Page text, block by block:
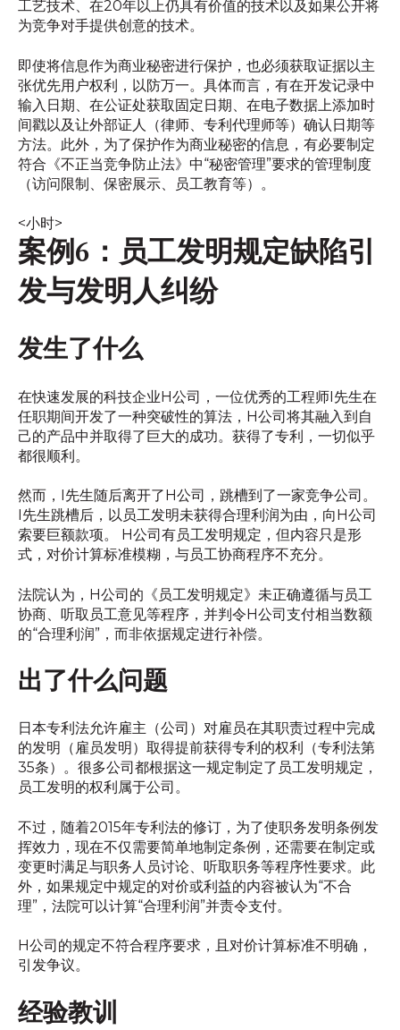
工艺技术、在20年以上仍具有价值的技术以及如果公开将
为竞争对手提供创意的技术。
即使将信息作为商业秘密进行保护，也必须获取证据以主
张优先用户权利，以防万一。具体而言，有在开发记录中
输入日期、在公证处获取固定日期、在电子数据上添加时
间戳以及让外部证人（律师、专利代理师等）确认日期等
方法。此外，为了保护作为商业秘密的信息，有必要制定
符合《不正当竞争防止法》中“秘密管理”要求的管理制度
（访问限制、保密展示、员工教育等）。
<小时>
案例6：员工发明规定缺陷引
发与发明人纠纷
发生了什么
在快速发展的科技企业H公司，一位优秀的工程师I先生在
任职期间开发了一种突破性的算法，H公司将其融入到自
己的产品中并取得了巨大的成功。获得了专利，一切似乎
都很顺利。
然而，I先生随后离开了H公司，跳槽到了一家竞争公司。
I先生跳槽后，以员工发明未获得合理利润为由，向H公司
索要巨额款项。 H公司有员工发明规定，但内容只是形
式，对价计算标准模糊，与员工协商程序不充分。
法院认为，H公司的《员工发明规定》未正确遵循与员工
协商、听取员工意见等程序，并判令H公司支付相当数额
的“合理利润”，而非依据规定进行补偿。
出了什么问题
日本专利法允许雇主（公司）对雇员在其职责过程中完成
的发明（雇员发明）取得提前获得专利的权利（专利法第
35条）。很多公司都根据这一规定制定了员工发明规定，
员工发明的权利属于公司。
不过，随着2015年专利法的修订，为了使职务发明条例发
挥效力，现在不仅需要简单地制定条例，还需要在制定或
变更时满足与职务人员讨论、听取职务等程序性要求。此
外，如果规定中规定的对价或利益的内容被认为“不合
理”，法院可以计算“合理利润”并责令支付。
H公司的规定不符合程序要求，且对价计算标准不明确，
引发争议。
经验教训